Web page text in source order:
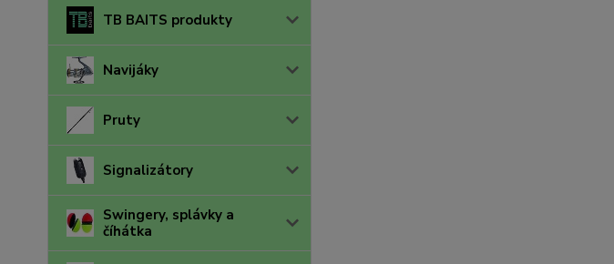
TB BAITS produkty
Navijáky
Pruty
Signalizátory
Swingery, splávky a
číhátka